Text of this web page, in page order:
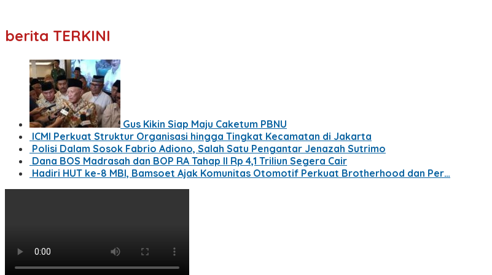
berita TERKINI
Gus Kikin Siap Maju Caketum PBNU
ICMI Perkuat Struktur Organisasi hingga Tingkat Kecamatan di Jakarta
Polisi Dalam Sosok Fabrio Adiono, Salah Satu Pengantar Jenazah Sutrimo
Dana BOS Madrasah dan BOP RA Tahap II Rp 4,1 Triliun Segera Cair
Hadiri HUT ke-8 MBI, Bamsoet Ajak Komunitas Otomotif Perkuat Brotherhood dan Per…